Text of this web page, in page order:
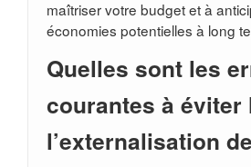
maîtriser votre budget et à
économies potentielles à long
Quelles sont les
courantes à éviter
l’externalisation